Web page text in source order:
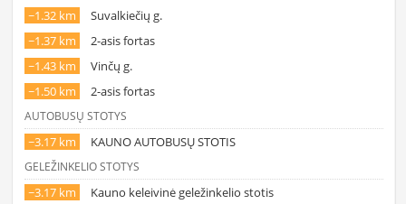
~1.32 km
Suvalkiečių g.
~1.37 km
2-asis fortas
~1.43 km
Vinčų g.
~1.50 km
2-asis fortas
AUTOBUSŲ STOTYS
~3.17 km KAUNO AUTOBUSŲ STOTIS
GELEŽINKELIO STOTYS
~3.17 km Kauno keleivinė geležinkelio stotis